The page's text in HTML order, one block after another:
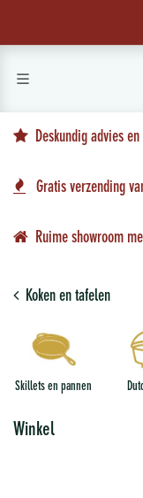
Deskundig advies
Gratis verzending
Ruime showroom
Koken en tafelen
Skillets en pannen
Winkel